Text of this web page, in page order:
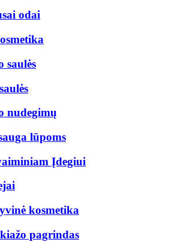
odai
saulės
nudegimų
lūpoms
Įdegiui
kosmetika
pagrindas